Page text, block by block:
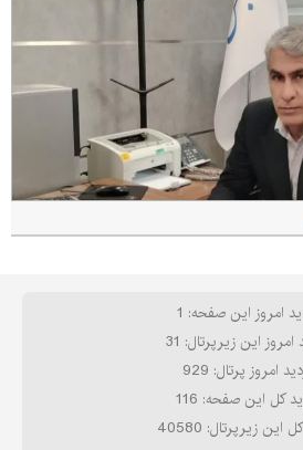
امروز این صفحه: 1
امروز این زیرپرتال: 31
امروز پرتال: 929
کل این صفحه: 116
این زیرپرتال: 40580